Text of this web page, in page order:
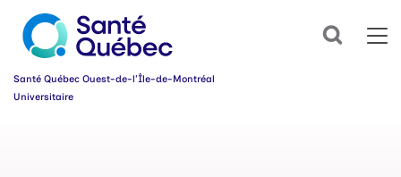
Search
Santé Québec Ouest-de-l’Île-de-Montréal
Universitaire
Abonnez-
vous
dès
à
notre